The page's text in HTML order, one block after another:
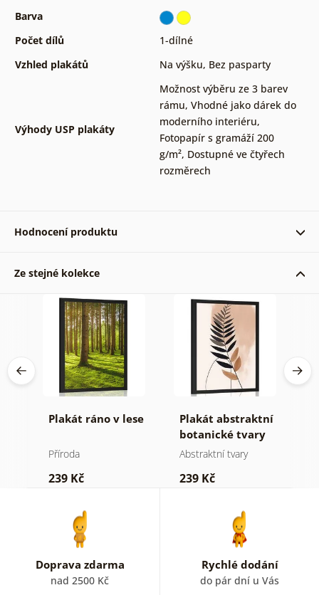
Barva
Počet dílů
1-dílné
Vzhled plakátů
Na výšku, Bez pasparty
Výhody USP plakáty
Možnost výběru ze 3 barev
rámu, Vhodné jako dárek do
moderního interiéru,
Fotopapír s gramáží 200
g/m², Dostupné ve čtyřech
rozměrech
Hodnocení produktu
Ze stejné kolekce
Plakát ráno v lese
Příroda
239 Kč
Plakát abstraktní
botanické tvary
kapradina
Abstraktní tvary
239 Kč
Doprava zdarma
nad 2500 Kč
Rychlé dodání
do pár dní u Vás